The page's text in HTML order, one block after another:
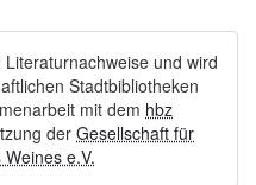
und wird
Stadtbibliotheken
mit dem hbz
derGesellschaft für
e.V.